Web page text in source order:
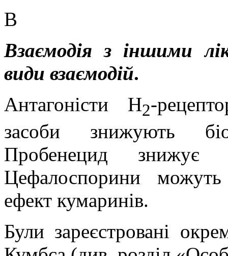
В
Взаємодія з іншими
види взаємодій.
Антагоністи Н2-
засоби знижують
Пробенецид знижує
Цефалоспорини можуть
ефект кумаринів.
Були зареєстровані